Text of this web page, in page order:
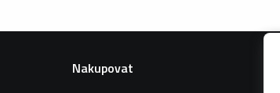
Nakupovat